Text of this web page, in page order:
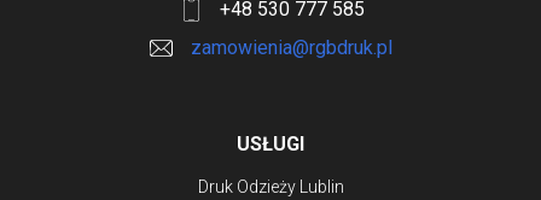
+48 530 777 585
zamowienia@rgbdruk.pl
USŁUGI
Druk Odzieży Lublin